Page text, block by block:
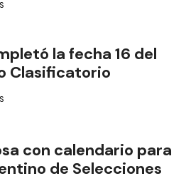
la fecha 16 del
Clasificatorio
con calendario para
de Selecciones